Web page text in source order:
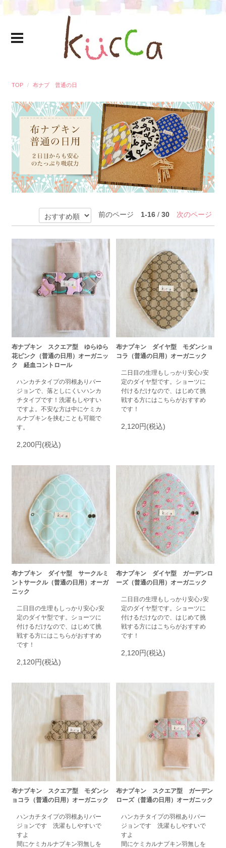
TOP 布ナプ 普通の日
前のページ 1-16/30 次のページ
布ナプキン スクエア型 ゆらゆら
花ピンク（普通の日用）オーガニッ
ク 経血コントロール
ハンカチタイプの羽根ありバー
ジョンで、落としにくいハンカ
チタイプです！洗濯もしやすい
ですよ。不安な方は中にケミカ
ルナプキンを挟むことも可能で
す。
2,200円(税込)
布ナプキン ダイヤ型 モダンショ
コラ（普通の日用）オーガニック
二日目の生理もしっかり安心♪安
定のダイヤ型です。ショーツに
付けるだけなので、はじめて挑
戦する方にはこちらがおすすめ
です！
2,120円(税込)
布ナプキン ダイヤ型 サークルミ
ントサークル（普通の日用）オーガ
ニック
二日目の生理もしっかり安心♪安
定のダイヤ型です。ショーツに
付けるだけなので、はじめて挑
戦する方にはこちらがおすすめ
です！
2,120円(税込)
布ナプキン ダイヤ型 ガーデンロ
ーズ（普通の日用）オーガニック
二日目の生理もしっかり安心♪安
定のダイヤ型です。ショーツに
付けるだけなので、はじめて挑
戦する方にはこちらがおすすめ
です！
2,120円(税込)
布ナプキン スクエア型 モダンシ
ョコラ（普通の日用）オーガニック
ハンカチタイプの羽根ありバー
ジョンです 洗濯もしやすいで
すよ
間にケミカルナプキン羽無しを
布ナプキン スクエア型 ガーデン
ローズ（普通の日用）オーガニック
ハンカチタイプの羽根ありバー
ジョンです 洗濯もしやすいで
すよ
間にケミカルナプキン羽無しを